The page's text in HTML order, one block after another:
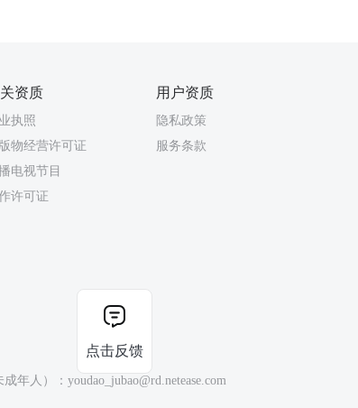
资质
执照
物经营许可证
电视节目
许可证
用户资质
隐私政策
服务条款
年人）：youdao_jubao@rd.netease.com
点击反馈